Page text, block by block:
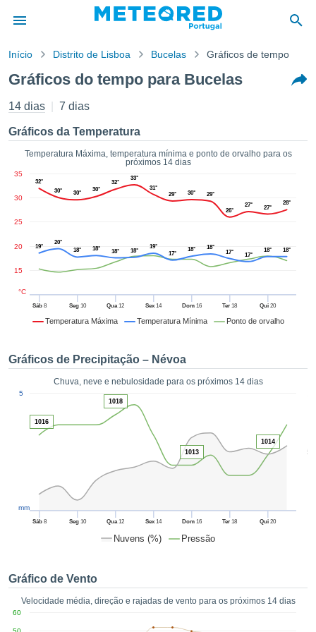
da
foi
por
para
que as
a este
e
digital
fornecer-
de alta
a
o
no
como
CONTINUAR
Início Distrito de Lisboa Bucelas Gráficos de tempo
Gráficos do tempo para Bucelas
14 dias 7 dias
Gráficos da Temperatura
Temperatura Máxima, temperatura mínima e ponto de orvalho para os
próximos 14 dias
Temperatura Máxima Temperatura Mínima Ponto de orvalho
Sáb8 Seg10 Qua12 Sex 14 Dom16 Ter 18 Qui 20
15
20
25
30
35
°C
32°
30°
30°
30°
32°
33°
31°
29°
30° 29°
26°
27° 27°
28°
19°
20°
18°
18° 18° 18°
19°
17°
18° 18°
17° 17°
18° 18°
Gráficos de Precipitação – Névoa
Chuva, neve e nebulosidade para os próximos 14 dias
Nuvens (%) Pressão
50
Sáb8 Seg10 Qua12 Sex 14 Dom16 Ter 18 Qui 20
5
mm
1016
1018
1013
1014
Gráfico de Vento
Velocidade média, direção e rajadas de vento para os próximos 14 dias
60